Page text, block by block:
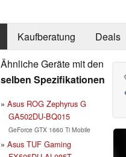
Kaufberatung Deals
Ähnliche Geräte mit den
selben Spezifikationen
Asus ROG Zephyrus G
GA502DU-BQ015
GeForce GTX 1660 Ti Mobile
Asus TUF Gaming